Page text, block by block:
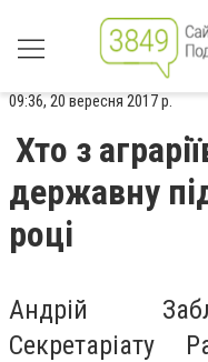
09:36, 20 вересня 2017 р.
Хто з
державну
році
Андрій
Секретаріату